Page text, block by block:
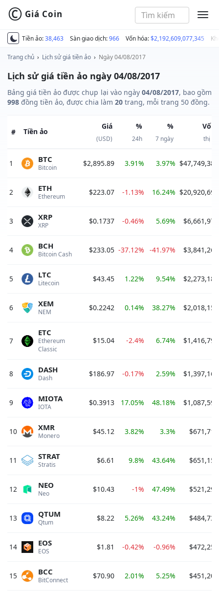
Tiền ảo:38,463 Sàn giao dịch:966 Vốn hóa:$2,192,609,077,345
© Giá Coin
Trang chủ › Lịch sử giá tiền ảo › Ngày 04/08/2017
Lịch sử giá tiền ảo ngày 04/08/2017
Bảng giá tiền ảo được chụp lại vào ngày 04/08/2017, bao gồm
998 đồng tiền ảo, được chia làm 20 trang, mỗi trang 50 đồng.
# Tiền ảo
Giá
(USD)
%
24h
%
7 ngày
Vốn
thị
1 Bitcoin
BTC $2,895.89 3.91% 3.97%
2 Ethereum
ETH $223.07 -1.13% 16.24%
3 XRP
XRP $0.1737 -0.46% 5.69%
4 Bitcoin Cash
BCH $233.05 -37.12% -41.97%
5 Litecoin
LTC $43.45 1.22% 9.54%
6 NEM
XEM $0.2242 0.14% 38.27%
7
Ethereum
Classic
ETC
$15.04 -2.4% 6.74%
8 Dash
DASH $186.97 -0.17% 2.59%
9 IOTA
MIOTA $0.3913 17.05% 48.18%
10 Monero
XMR $45.12 3.82% 3.3%
11 Stratis
STRAT $6.61 9.8% 43.64%
12 Neo
NEO $10.43 -1% 47.49%
13 Qtum
QTUM $8.22 5.26% 43.24%
14 EOS
EOS $1.81 -0.42% -0.96%
15 BitConnect
BCC $70.90 2.01% 5.25%